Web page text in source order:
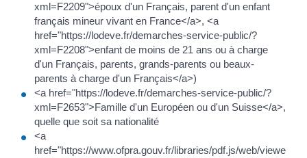
xml=F2209">époux d'un Français, parent d'un enfant
français mineur vivant en France</a>, <a
href="https://lodeve.fr/demarches-service-public/?
xml=F2208">enfant de moins de 21 ans ou à charge
d'un Français, parents, grands-parents ou beaux-
parents à charge d'un Français</a>)
<a href="https://lodeve.fr/demarches-service-public/?
xml=F2653">Famille d'un Européen ou d'un Suisse</a>,
quelle que soit sa nationalité
<a
href="https://www.ofpra.gouv.fr/libraries/pdf.js/web/viewe